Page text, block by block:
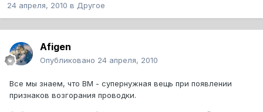
24 апреля, 2010 в Другое
Afigen
Опубликовано 24 апреля, 2010
Все мы знаем, что ВМ - супернужная вещь при появлении
признаков возгорания проводки.